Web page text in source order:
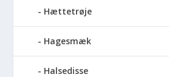
Hættetrøje
Hagesmæk
Halsedisse